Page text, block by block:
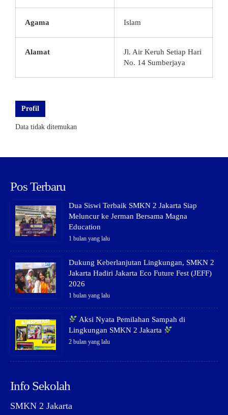
Agama Islam
Alamat
Jl. Air Keruh Setiap Hari
No. 14 Sumberjaya
Profil
Data tidak ditemukan
Pos Terbaru
Dua Siswi Terbaik SMKN 2 Jakarta Siap
Meluncur ke Jerman Bersama Magna
Education
1 bulan yang lalu
Dukung Keberlanjutan Lingkungan, SMKN 2
Jakarta Hadiri Jakarta Eco Future Fest (JEFF)
2026
1 bulan yang lalu
Aksi Nyata Pemilahan Sampah di
Lingkungan SMKN 2 Jakarta
2 bulan yang lalu
Info Sekolah
SMKN 2 Jakarta